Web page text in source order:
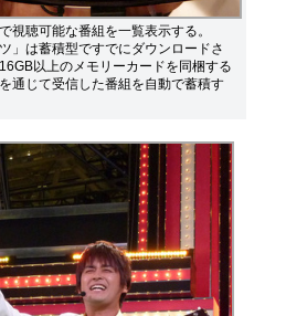
視聴可能な番組を一覧表示する。
」は蓄積型ですでにダウンロードさ
以上のメモリーカードを同梱する
通じて受信した番組を自動で蓄積す